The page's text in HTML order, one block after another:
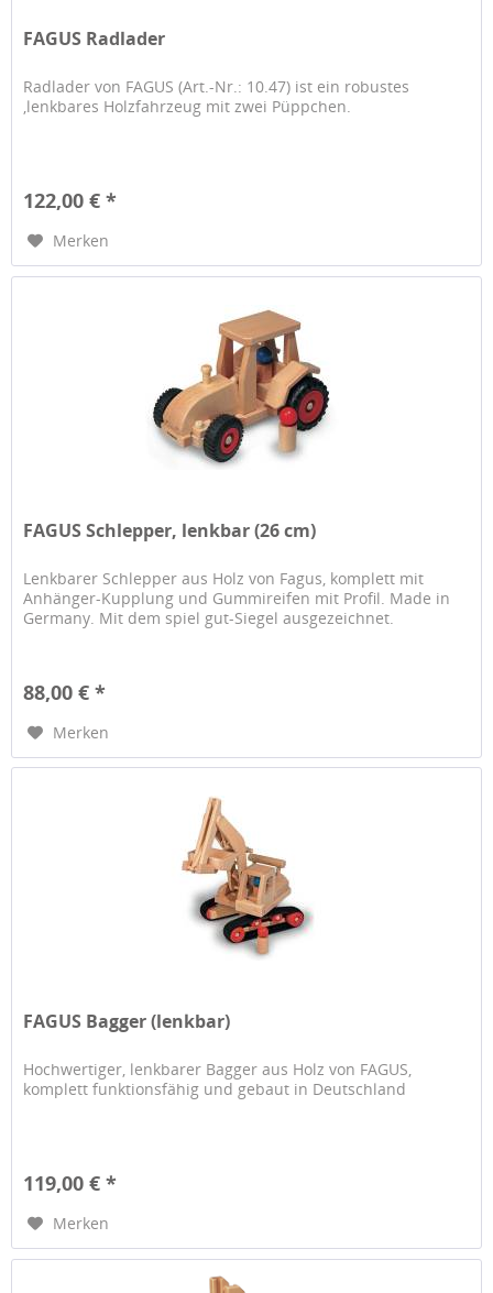
FAGUS Radlader
Radlader von FAGUS (Art.-Nr.: 10.47) ist ein robustes
,lenkbares Holzfahrzeug mit zwei Püppchen.
122,00 € *
Merken
FAGUS Schlepper, lenkbar (26 cm)
Lenkbarer Schlepper aus Holz von Fagus, komplett mit
Anhänger-Kupplung und Gummireifen mit Profil. Made in
Germany. Mit dem spiel gut-Siegel ausgezeichnet.
88,00 € *
Merken
FAGUS Bagger (lenkbar)
Hochwertiger, lenkbarer Bagger aus Holz von FAGUS,
komplett funktionsfähig und gebaut in Deutschland
119,00 € *
Merken